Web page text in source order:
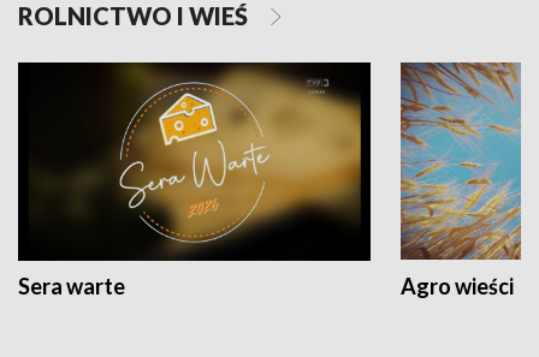
ROLNICTWO I WIEŚ
Sera warte Agro wieści